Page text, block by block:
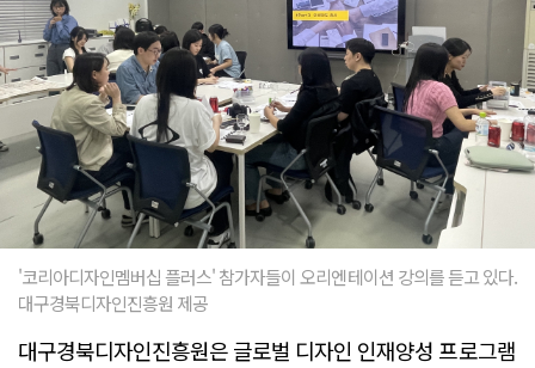
'코리아디자인멤버십 플러스' 참가자들이 오리엔테이션 강의를 듣고 있다.
대구경북디자인진흥원 제공
대구경북디자인진흥원은 글로벌 디자인 인재양성 프로그램